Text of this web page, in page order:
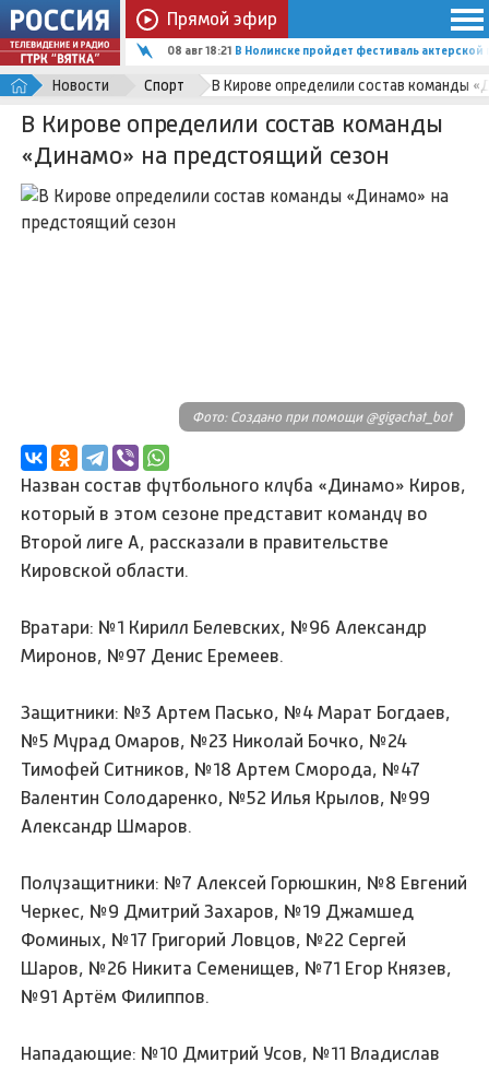
Прямой эфир
08 авг 18:21 В Нолинске пройдет фестиваль актерской
Новости Спорт В Кирове определили состав команды
В Кирове определили состав команды
«Динамо» на предстоящий сезон
Фото: Создано при помощи @gigachat_bot
Назван состав футбольного клуба «Динамо» Киров,
который в этом сезоне представит команду во
Второй лиге А, рассказали в правительстве
Кировской области.
Вратари: №1 Кирилл Белевских, №96 Александр
Миронов, №97 Денис Еремеев.
Защитники: №3 Артем Пасько, №4 Марат Богдаев,
№5 Мурад Омаров, №23 Николай Бочко, №24
Тимофей Ситников, №18 Артем Сморода, №47
Валентин Солодаренко, №52 Илья Крылов, №99
Александр Шмаров.
Полузащитники: №7 Алексей Горюшкин, №8 Евгений
Черкес, №9 Дмитрий Захаров, №19 Джамшед
Фоминых, №17 Григорий Ловцов, №22 Сергей
Шаров, №26 Никита Семенищев, №71 Егор Князев,
№91 Артём Филиппов.
Нападающие: №10 Дмитрий Усов, №11 Владислав